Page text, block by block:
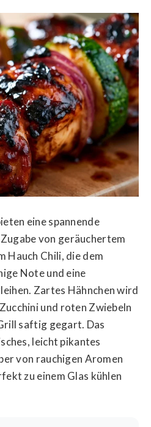
eine spannende
von geräuchertem
Hauch Chili, die dem
Note und eine
Zartes Hähnchen wird
und roten Zwiebeln
saftig gegart. Das
leicht pikantes
von rauchigen Aromen
zu einem Glas kühlen